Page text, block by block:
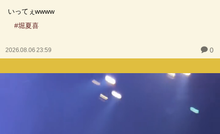
いってぇwwww
#堀夏喜
2026.08.06 23:59 0